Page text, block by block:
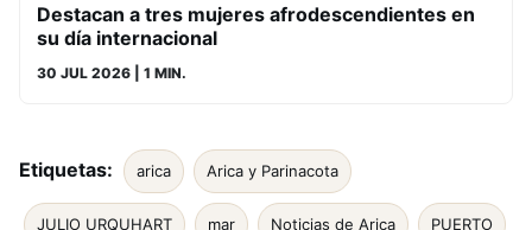
Destacan a tres mujeres afrodescendientes en
su día internacional
30 JUL 2026 | 1 MIN.
Etiquetas: arica Arica y Parinacota
JULIO URQUHART mar Noticias de Arica PUERTO